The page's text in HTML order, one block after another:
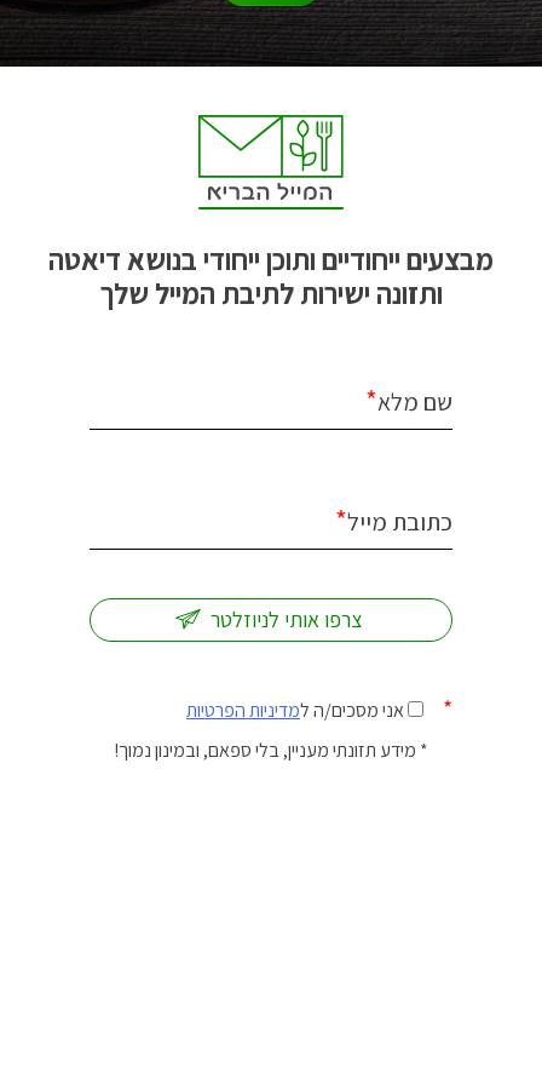
מבצעים ייחודיים ותוכן ייחודי בנושא דיאטה
ותזונה ישירות לתיבת המייל שלך
שם מלא*
כתובת מייל*
* אני מסכים/ה למדיניות הפרטיות
* מידע תזונתי מעניין, בלי ספאם, ובמינון נמוך!